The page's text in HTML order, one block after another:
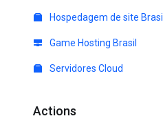
Hospedagem de site Brasil
Game Hosting Brasil
Servidores Cloud
Actions